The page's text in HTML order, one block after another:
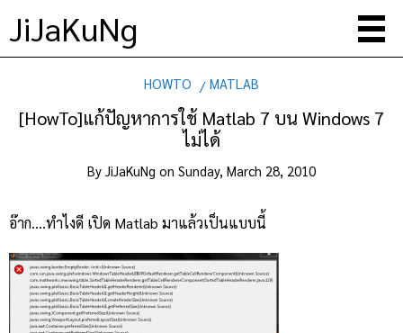
JiJaKuNg
HOWTO MATLAB
[HowTo]แก้ปัญหาการใช้ Matlab 7 บน Windows 7
ไม่ได้
By JiJaKuNg on Sunday, March 28, 2010
อ๊าก….ทำไงดี เปิด Matlab มาแล้วเป็นแบบนี้